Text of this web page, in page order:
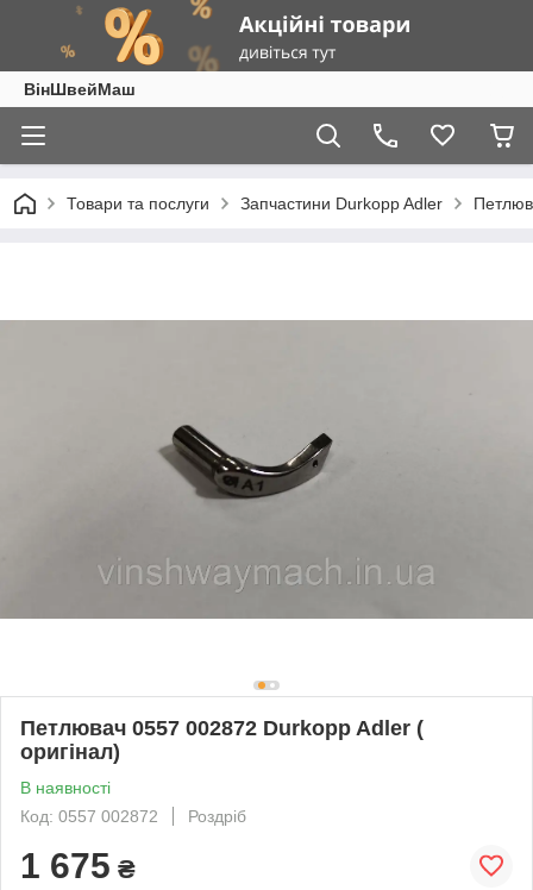
ВінШвейМаш
Товари та послуги Запчастини Durkopp Adler
Петлювач 0557 002872 Durkopp Adler (
оригінал)
В наявності
Код: 0557 002872
Роздріб
1 675 ₴